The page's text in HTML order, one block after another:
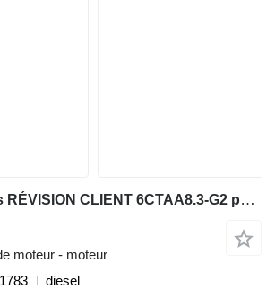
Moteur Cummins RÉVISION CLIENT 6CTAA8.3-G2 pour matériel industriel
moteur - moteur
diesel